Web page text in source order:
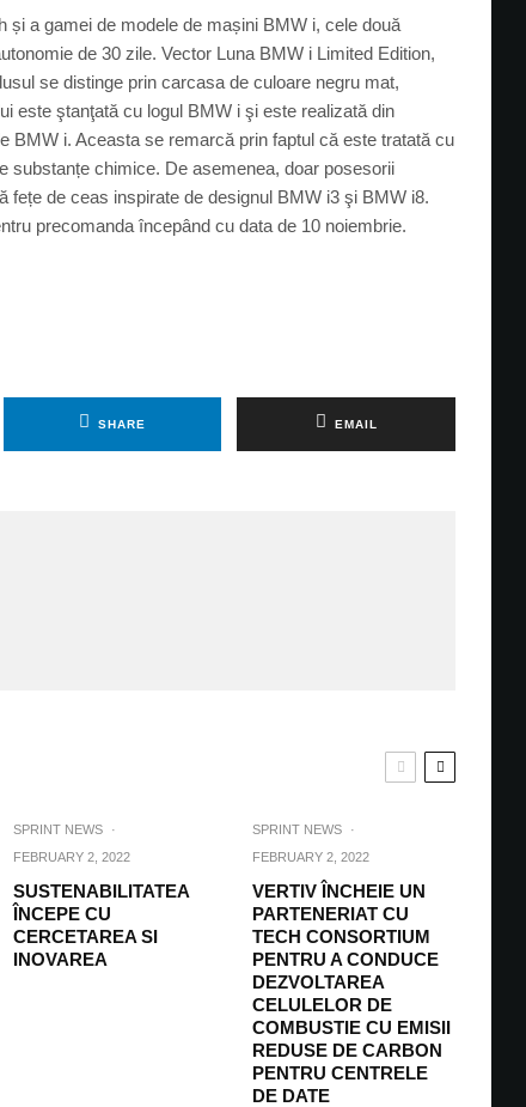
și a gamei de modele de mașini BMW i, cele două
de 30 zile. Vector Luna BMW i Limited Edition,
se distinge prin carcasa de culoare negru mat,
este ştanţată cu logul BMW i şi este realizată din
BMW i. Aceasta se remarcă prin faptul că este tratată cu
substanțe chimice. De asemenea, doar posesorii
de ceas inspirate de designul BMW i3 şi BMW i8.
precomanda începând cu data de 10 noiembrie.
SHARE EMAIL
SPRINT NEWS
·
FEBRUARY 2, 2022
SUSTENABILITATEA
ÎNCEPE CU
CERCETAREA SI
INOVAREA
SPRINT NEWS
·
FEBRUARY 2, 2022
VERTIV ÎNCHEIE UN
PARTENERIAT CU
TECH CONSORTIUM
PENTRU A CONDUCE
DEZVOLTAREA
CELULELOR DE
COMBUSTIE CU EMISII
REDUSE DE CARBON
PENTRU CENTRELE
DE DATE